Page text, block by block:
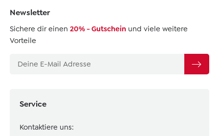
Service
Kontaktiere uns:
Newsletter
Sichere dir einen 20% - Gutschein und viele weitere
Vorteile